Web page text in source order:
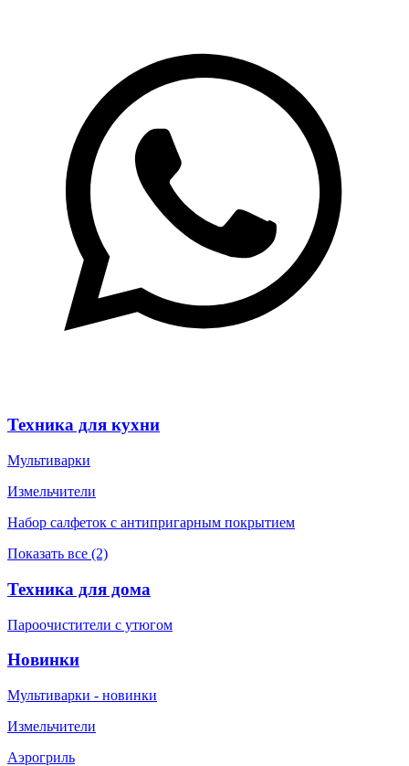
Техника для кухни
Мультиварки
Измельчители
Набор салфеток с антипригарным покрытием
Показать все (2)
Техника для дома
Пароочистители с утюгом
Новинки
Мультиварки - новинки
Измельчители
Аэрогриль